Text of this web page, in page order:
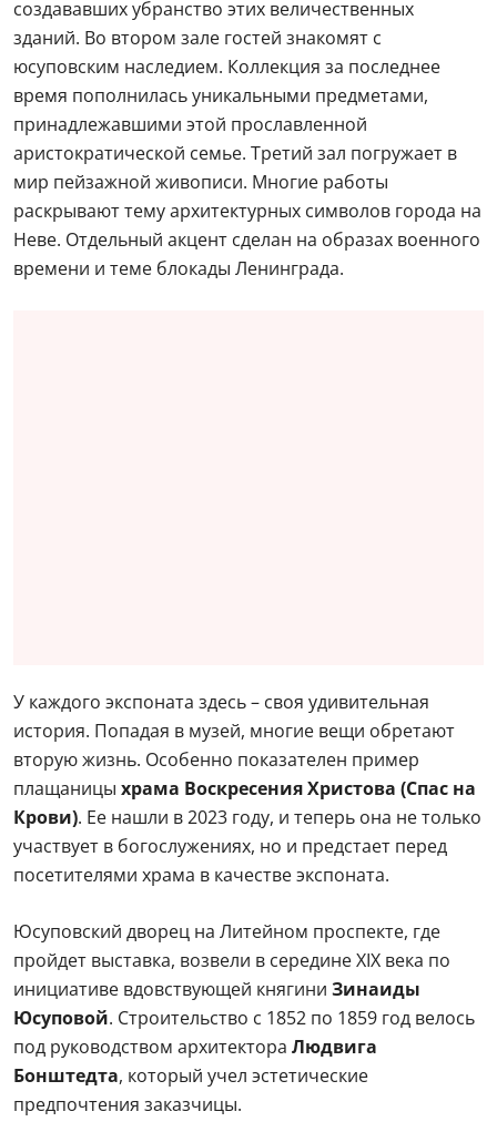
создававших убранство этих величественных
зданий. Во втором зале гостей знакомят с
юсуповским наследием. Коллекция за последнее
время пополнилась уникальными предметами,
принадлежавшими этой прославленной
аристократической семье. Третий зал погружает в
мир пейзажной живописи. Многие работы
раскрывают тему архитектурных символов города на
Неве. Отдельный акцент сделан на образах военного
времени и теме блокады Ленинграда.
У каждого экспоната здесь – своя удивительная
история. Попадая в музей, многие вещи обретают
вторую жизнь. Особенно показателен пример
плащаницы храма Воскресения Христова (Спас на
Крови). Ее нашли в 2023 году, и теперь она не только
участвует в богослужениях, но и предстает перед
посетителями храма в качестве экспоната.
Юсуповский дворец на Литейном проспекте, где
пройдет выставка, возвели в середине XIX века по
инициативе вдовствующей княгини Зинаиды
Юсуповой. Строительство с 1852 по 1859 год велось
под руководством архитектора Людвига
Бонштедта, который учел эстетические
предпочтения заказчицы.